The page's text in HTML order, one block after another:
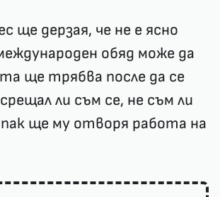
ще дерзая, че не е ясно
обяд може да
ще трябва после да се
ли съм се, не съм ли
ще му отворя работа на